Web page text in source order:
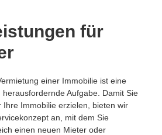
für
einer Immobilie ist eine
Aufgabe. Damit Sie
Ihre Immobilie erzielen, bieten wir
an, mit dem Sie
einen neuen Mieter oder